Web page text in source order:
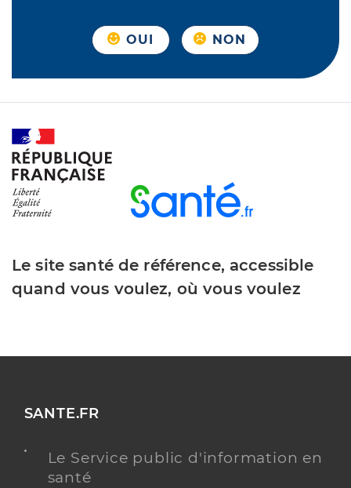
OUI NON
Le site santé de référence, accessible
quand vous voulez, où vous voulez
SANTE.FR
Le Service public d'information en
santé